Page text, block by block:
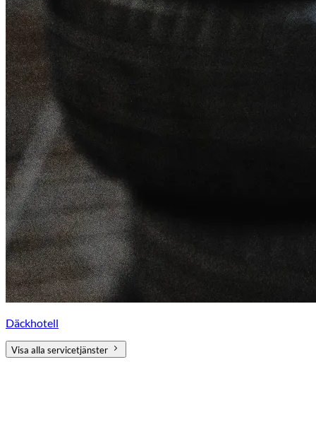
Däckhotell
Visa alla servicetjänster